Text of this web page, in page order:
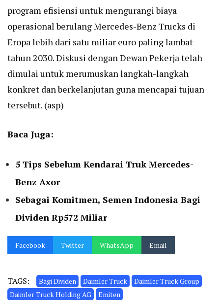
program efisiensi untuk mengurangi biaya
operasional berulang Mercedes-Benz Trucks di
Eropa lebih dari satu miliar euro paling lambat
tahun 2030. Diskusi dengan Dewan Pekerja telah
dimulai untuk merumuskan langkah-langkah
konkret dan berkelanjutan guna mencapai tujuan
tersebut. (asp)
Baca Juga:
5 Tips Sebelum Kendarai Truk Mercedes-
Benz Axor
Sebagai Komitmen, Semen Indonesia Bagi
Dividen Rp572 Miliar
Facebook Twitter WhatsApp Email
TAGS: Bagi Dividen Daimler Truck
Daimler Truck Group
Daimler Truck Holding AG
Emiten